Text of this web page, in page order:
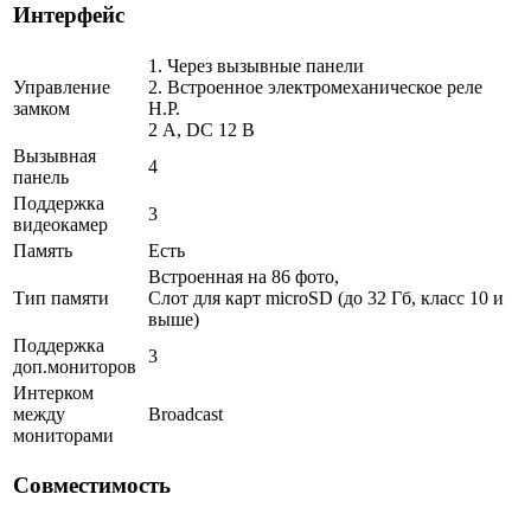
Интерфейс
Управление
замком
1. Через вызывные панели
2. Встроенное электромеханическое реле
Н.Р.
2 A, DC 12 В
Вызывная
панель
4
Поддержка
видеокамер
3
Память
Есть
Тип памяти
Встроенная на 86 фото,
Слот для карт microSD (до 32 Гб, класс 10 и
выше)
Поддержка
доп.мониторов
3
Интерком
между
мониторами
Broadcast
Совместимость